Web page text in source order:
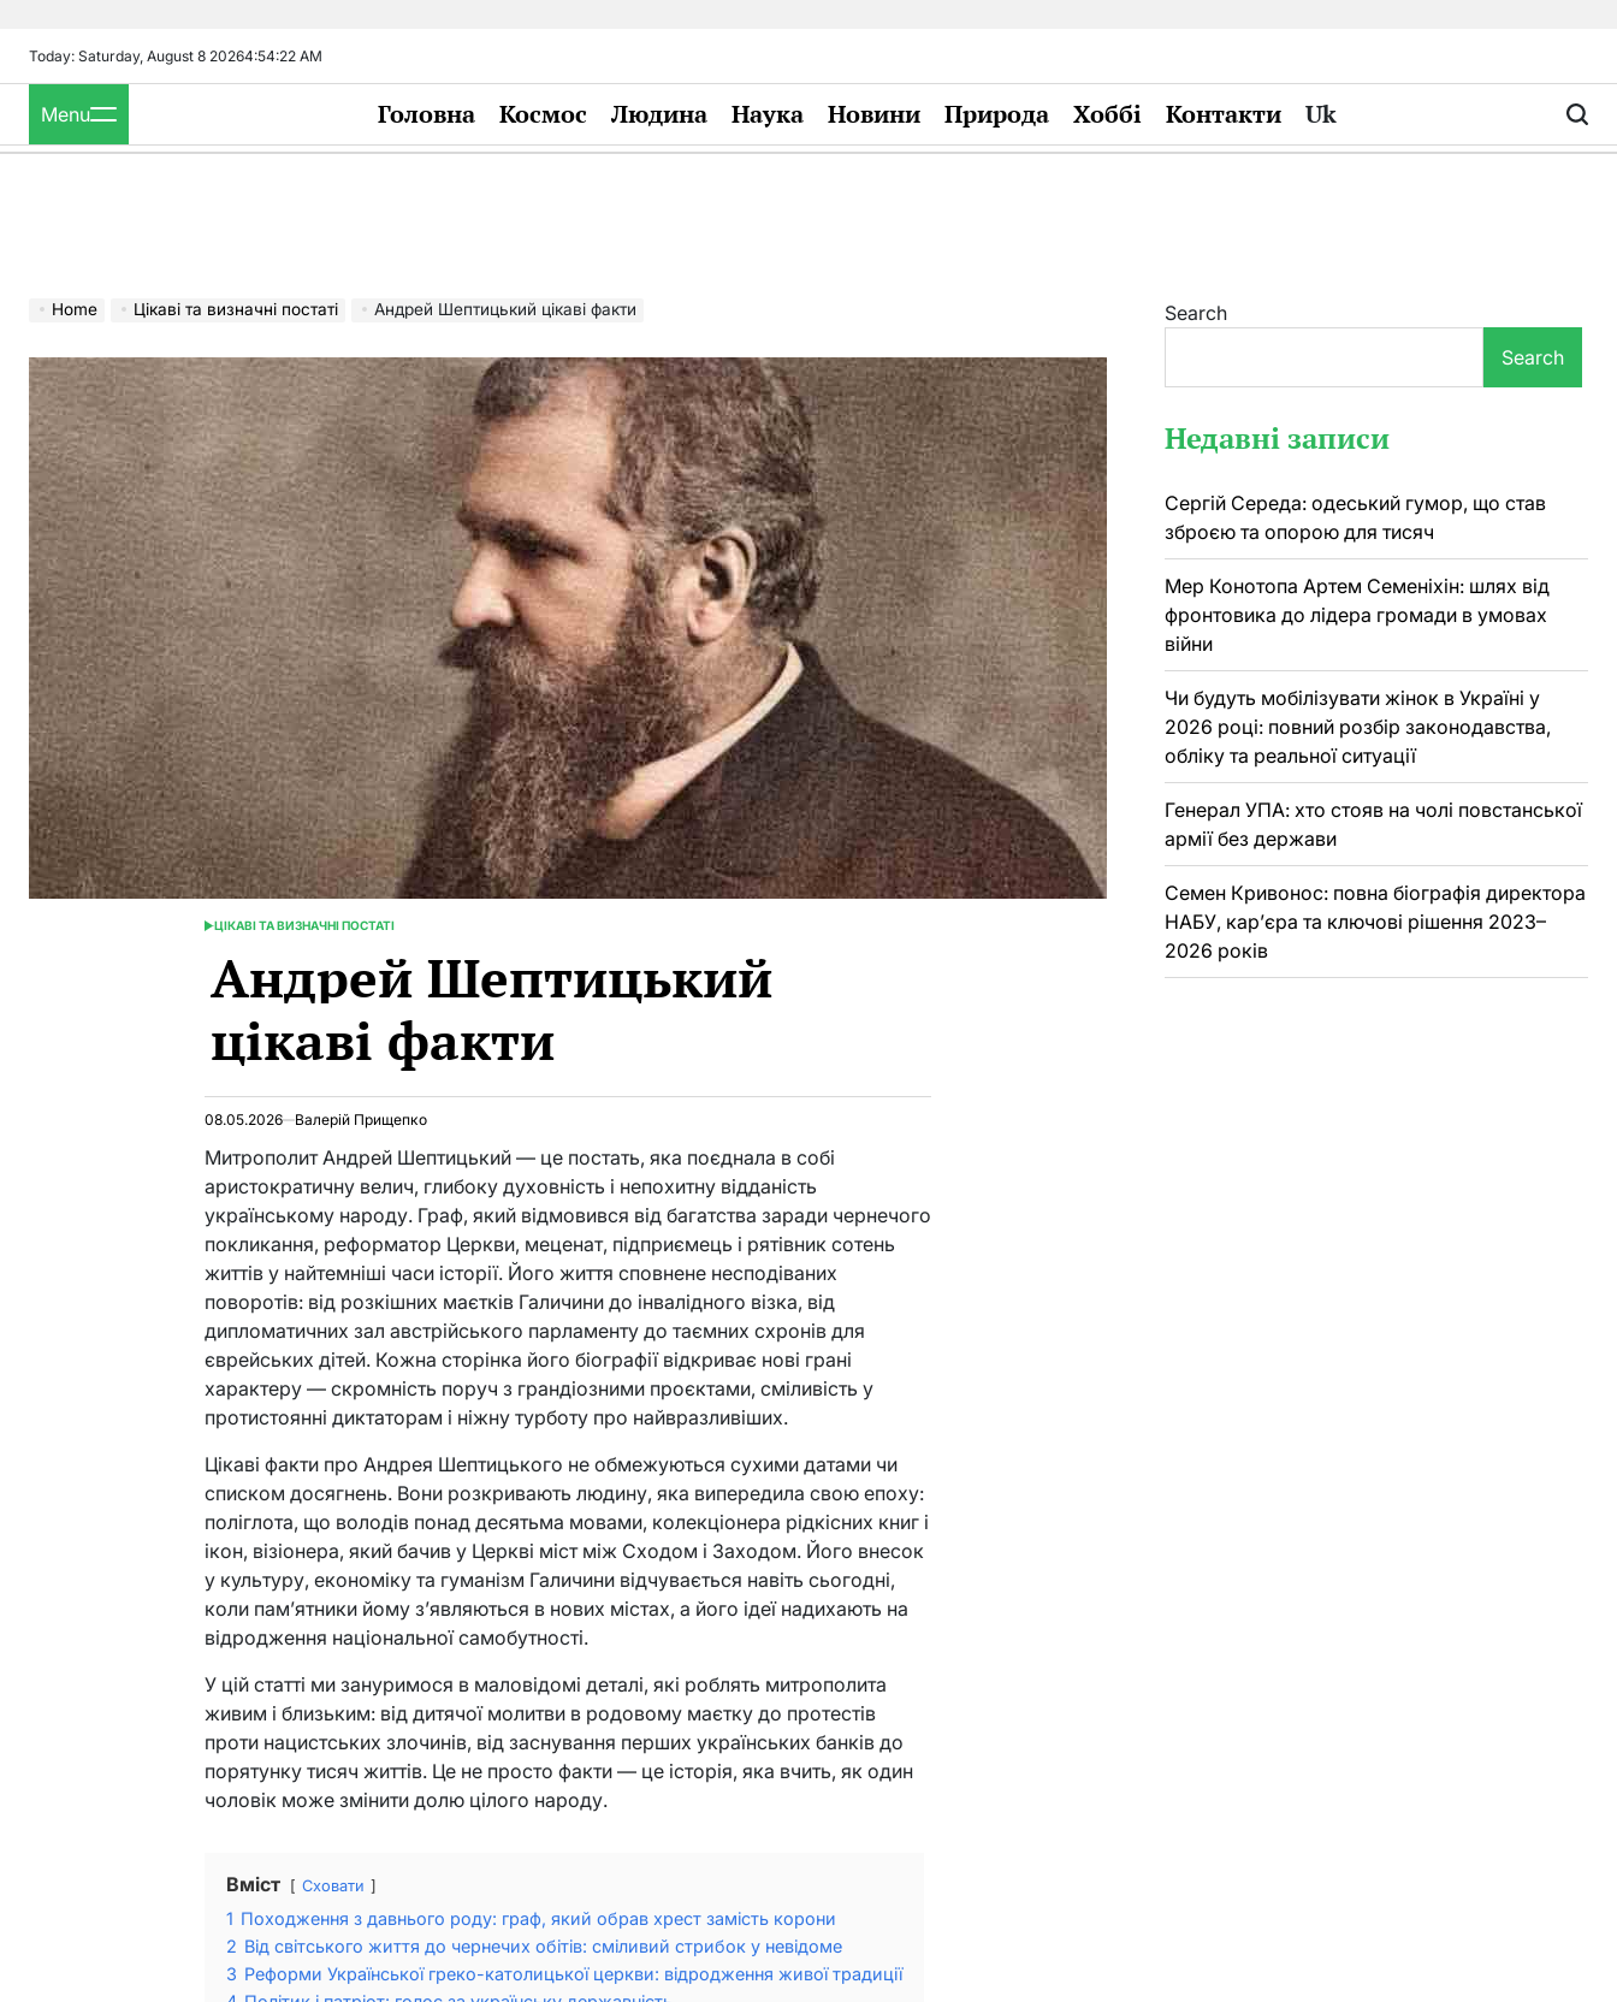
content
Today: Saturday, August 8 20264:54:23 AM
Menu Головна Космос Людина Наука Новини Природа Хоббі Контакти Uk
Home Цікаві та визначні постаті Андрей Шептицький цікаві факти
POSTED
ЦІКАВІ ТА ВИЗНАЧНІ ПОСТАТІ
Андрей Шептицький
цікаві факти
08.05.2026 Валерій Прищепко
Митрополит Андрей Шептицький — це постать, яка поєднала в собі
аристократичну велич, глибоку духовність і непохитну відданість
українському народу. Граф, який відмовився від багатства заради чернечого
покликання, реформатор Церкви, меценат, підприємець і рятівник сотень
життів у найтемніші часи історії. Його життя сповнене несподіваних
поворотів: від розкішних маєтків Галичини до інвалідного візка, від
дипломатичних зал австрійського парламенту до таємних схронів для
єврейських дітей. Кожна сторінка його біографії відкриває нові грані
характеру — скромність поруч з грандіозними проєктами, сміливість у
протистоянні диктаторам і ніжну турботу про найвразливіших.
Цікаві факти про Андрея Шептицького не обмежуються сухими датами чи
списком досягнень. Вони розкривають людину, яка випередила свою епоху:
поліглота, що володів понад десятьма мовами, колекціонера рідкісних книг і
ікон, візіонера, який бачив у Церкві міст між Сходом і Заходом. Його внесок
у культуру, економіку та гуманізм Галичини відчувається навіть сьогодні,
коли пам’ятники йому з’являються в нових містах, а його ідеї надихають на
відродження національної самобутності.
У цій статті ми зануримося в маловідомі деталі, які роблять митрополита
живим і близьким: від дитячої молитви в родовому маєтку до протестів
проти нацистських злочинів, від заснування перших українських банків до
порятунку тисяч життів. Це не просто факти — це історія, яка вчить, як один
чоловік може змінити долю цілого народу.
Вміст Сховати
1 Походження з давнього роду: граф, який обрав хрест замість корони
2 Від світського життя до чернечих обітів: сміливий стрибок у невідоме
3 Реформи Української греко-католицької церкви: відродження живої традиції
Search
Search
Недавні записи
Сергій Середа: одеський гумор, що став
зброєю та опорою для тисяч
Мер Конотопа Артем Семеніхін: шлях від
фронтовика до лідера громади в умовах
війни
Чи будуть мобілізувати жінок в Україні у
2026 році: повний розбір законодавства,
обліку та реальної ситуації
Генерал УПА: хто стояв на чолі повстанської
армії без держави
Семен Кривонос: повна біографія директора
НАБУ, кар’єра та ключові рішення 2023–
2026 років